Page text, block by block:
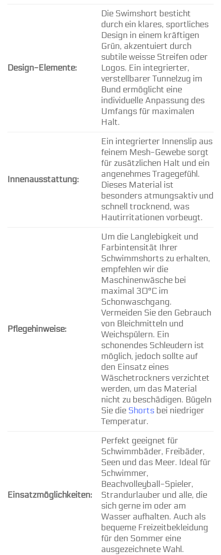
Design-Elemente:
Die Swimshort besticht
durch ein klares, sportliches
Design in einem kräftigen
Grün, akzentuiert durch
subtile weisse Streifen oder
Logos. Ein integrierter,
verstellbarer Tunnelzug im
Bund ermöglicht eine
individuelle Anpassung des
Umfangs für maximalen
Halt.
Innenausstattung:
Ein integrierter Innenslip aus
feinem Mesh-Gewebe sorgt
für zusätzlichen Halt und ein
angenehmes Tragegefühl.
Dieses Material ist
besonders atmungsaktiv und
schnell trocknend, was
Hautirritationen vorbeugt.
Pflegehinweise:
Um die Langlebigkeit und
Farbintensität Ihrer
Schwimmshorts zu erhalten,
empfehlen wir die
Maschinenwäsche bei
maximal 30°C im
Schonwaschgang.
Vermeiden Sie den Gebrauch
von Bleichmitteln und
Weichspülern. Ein
schonendes Schleudern ist
möglich, jedoch sollte auf
den Einsatz eines
Wäschetrockners verzichtet
werden, um das Material
nicht zu beschädigen. Bügeln
Sie die Shortsbei niedriger
Temperatur.
Einsatzmöglichkeiten:
Perfekt geeignet für
Schwimmbäder, Freibäder,
Seen und das Meer. Ideal für
Schwimmer,
Beachvolleyball-Spieler,
Strandurlauber und alle, die
sich gerne im oder am
Wasser aufhalten. Auch als
bequeme Freizeitbekleidung
für den Sommer eine
ausgezeichnete Wahl.